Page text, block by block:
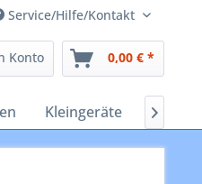
Service/Hilfe/Kontakt
Konto 0,00 € *
Kleingeräte 